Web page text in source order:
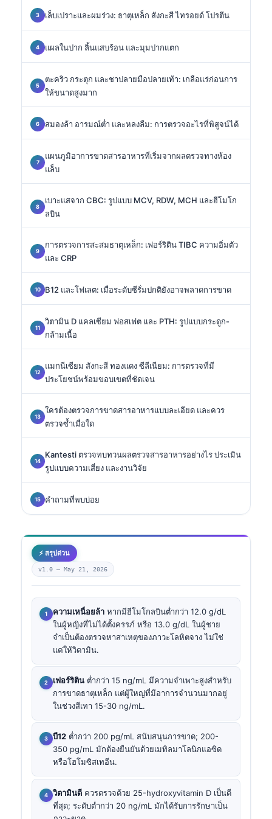
เล็บเปราะและผมร่วง: ธาตุเหล็ก สังกะสี ไทรอยด์ โปรตีน
แผลในปาก ลิ้นแสบร้อน และมุมปากแตก
ตะคริว กระตุก และชาปลายมือปลายเท้า: เกลือแร่ก่อนการ
ให้ขนาดสูงมาก
สมองล้า อารมณ์ต่ำ และหลงลืม: การตรวจอะไรที่พิสูจน์ได้
แผนภูมิอาการขาดสารอาหารที่เริ่มจากผลตรวจทางห้อง
แล็บ
เบาะแสจาก CBC: รูปแบบ MCV, RDW, MCH และฮีโมโก
ลบิน
การตรวจการสะสมธาตุเหล็ก: เฟอร์ริติน TIBC ความอิ่มตัว
และ CRP
B12 และโฟเลต: เมื่อระดับซีรั่มปกติยังอาจพลาดการขาด
วิตามิน D แคลเซียม ฟอสเฟต และ PTH: รูปแบบกระดูก-
กล้ามเนื้อ
แมกนีเซียม สังกะสี ทองแดง ซีลีเนียม: การตรวจที่มี
ประโยชน์พร้อมขอบเขตที่ชัดเจน
ใครต้องตรวจการขาดสารอาหารแบบละเอียด และควร
ตรวจซ้ำเมื่อใด
Kantesti ตรวจทบทวนผลตรวจสารอาหารอย่างไร ประเมิน
รูปแบบความเสี่ยง และงานวิจัย
คำถามที่พบบ่อย
⚡ สรุปด่วน
v1.0 — May 21, 2026
ความเหนื่อยล้า หากมีฮีโมโกลบินต่ำกว่า 12.0 g/dL
ในผู้หญิงที่ไม่ได้ตั้งครรภ์ หรือ 13.0 g/dL ในผู้ชาย
จำเป็นต้องตรวจหาสาเหตุของภาวะโลหิตจาง ไม่ใช่
แค่ให้วิตามิน.
เฟอร์ริติน ต่ำกว่า 15 ng/mL มีความจำเพาะสูงสำหรับ
การขาดธาตุเหล็ก แต่ผู้ใหญ่ที่มีอาการจำนวนมากอยู่
ในช่วงสีเทา 15-30 ng/mL.
บี12 ต่ำกว่า 200 pg/mL สนับสนุนการขาด; 200-
350 pg/mL มักต้องยืนยันด้วยเมทิลมาโลนิกแอซิด
หรือโฮโมซิสเทอีน.
วิตามินดี ควรตรวจด้วย 25-hydroxyvitamin D เป็นดี
ที่สุด; ระดับต่ำกว่า 20 ng/mL มักได้รับการรักษาเป็น